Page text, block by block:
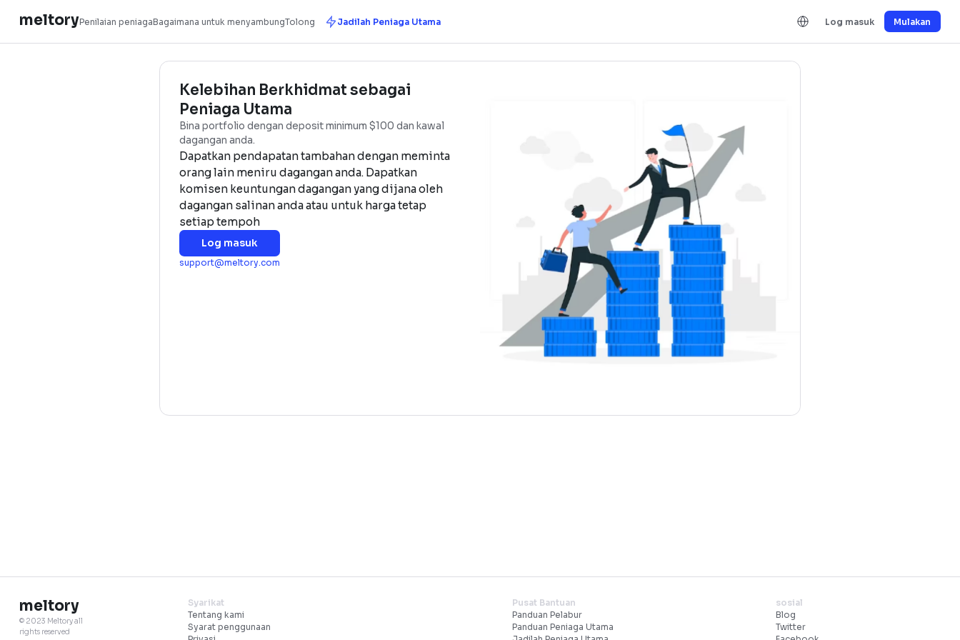
meltoryPenilaian peniagaBagaimana untuk menyambungTolong Jadilah Peniaga Utama
Kelebihan Berkhidmat sebagai
Peniaga Utama
Bina portfolio dengan deposit minimum $100 dan kawal
dagangan anda.
Dapatkan pendapatan tambahan dengan meminta
orang lain meniru dagangan anda. Dapatkan
komisen keuntungan dagangan yang dijana oleh
dagangan salinan anda atau untuk harga tetap
setiap tempoh